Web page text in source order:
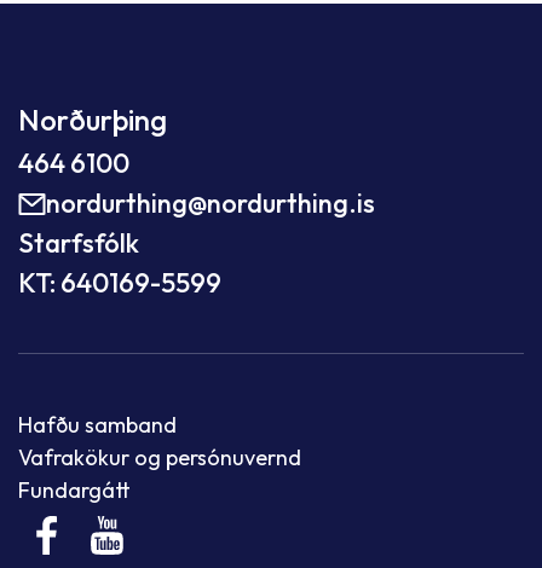
Norðurþing
464 6100
nordurthing@nordurthing.is
Starfsfólk
KT: 640169-5599
Hafðu samband
Vafrakökur og persónuvernd
Fundargátt